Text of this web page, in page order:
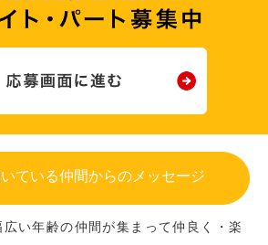
ている仲間からのメッセージ
い年齢の仲間が集まって仲良く・楽